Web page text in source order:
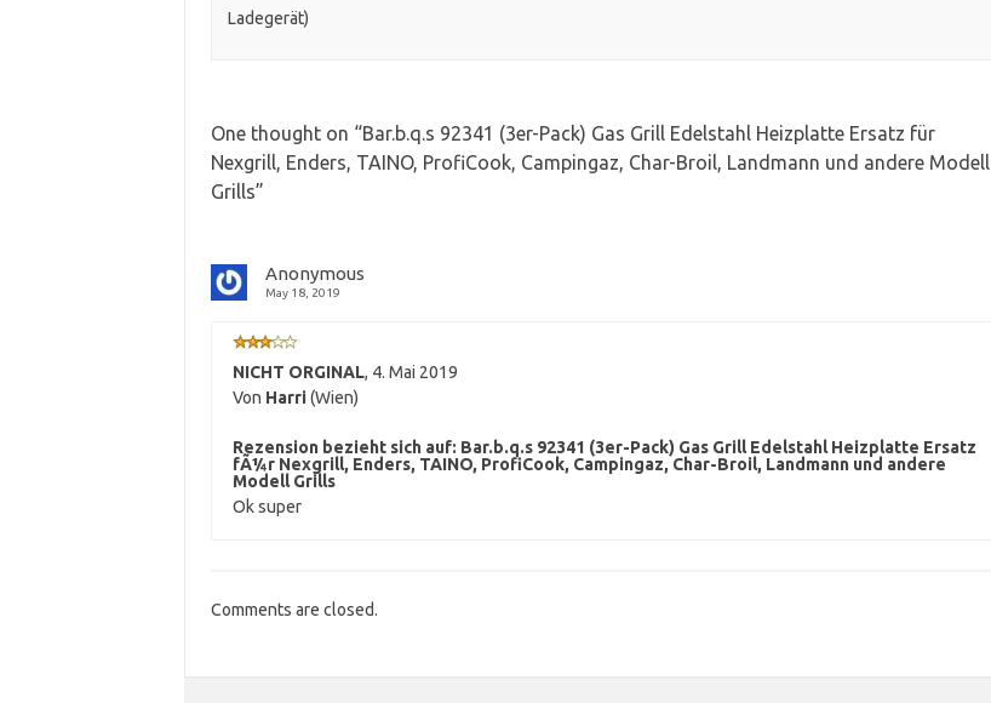
Ladegerät)
One thought on “Bar.b.q.s 92341 (3er-Pack) Gas Grill Edelstahl Heizplatte Ersatz für
Nexgrill, Enders, TAINO, ProfiCook, Campingaz, Char-Broil, Landmann und andere Modell
Grills”
Anonymous
May 18, 2019
NICHT ORGINAL, 4. Mai 2019
Von Harri(Wien)
Rezension bezieht sich auf: Bar.b.q.s 92341 (3er-Pack) Gas Grill Edelstahl Heizplatte Ersatz
fÃ¼r Nexgrill, Enders, TAINO, ProfiCook, Campingaz, Char-Broil, Landmann und andere
Modell Grills
Ok super
Comments are closed.